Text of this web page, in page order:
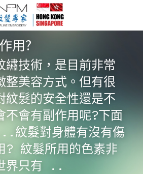
生髮水
用?
繡技術，是目前非常
整美容方式。但有很
紋髮的安全性還是不
不會有副作用呢?下面
紋髮對身體有沒有傷
? 紋髮所用的色素非
界只有 ..
商品分類